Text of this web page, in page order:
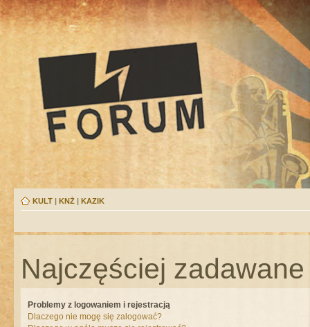
KULT | KNŻ | KAZIK
Najczęściej
Problemy z logowaniem i rejestracją
Dlaczego nie mogę się zalogować?